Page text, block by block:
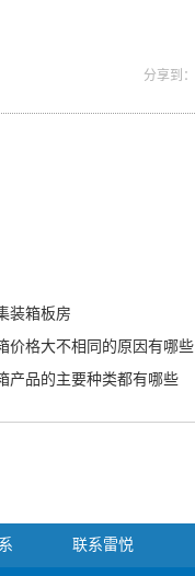
装箱板房
价格大不相同的原因有哪些
产品的主要种类都有哪些
联系雷悦